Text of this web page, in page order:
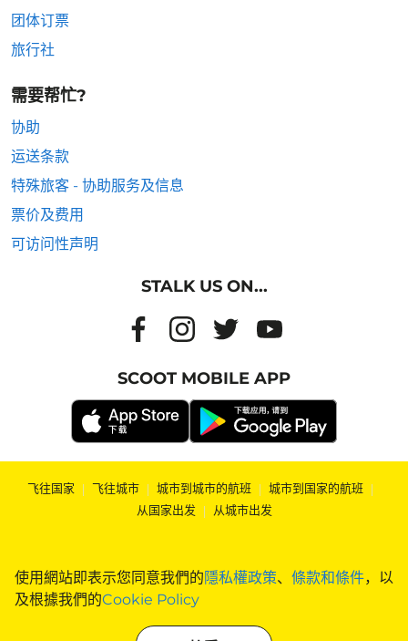
使用網站即表示您同意我們的隱私權政策、 條款和條件，以
及根據我們的Cookie Policy
团体订票
旅行社
需要帮忙?
协助
运送条款
特殊旅客 - 协助服务及信息
票价及费用
可访问性声明
STALK US ON...
SCOOT MOBILE APP
飞往国家 | 飞往城市 | 城市到城市的航班 | 城市到国家的航班 |
从国家出发 | 从城市出发